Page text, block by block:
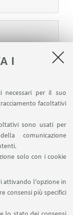
I
necessari per il suo
facoltativi
sono usati per
comunicazione
solo con i cookie
attivando l'opzione in
consensi più specifici
abstract
in Monte 2,
aeop4